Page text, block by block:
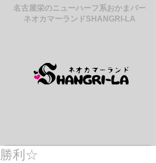
名古屋栄のニューハーフ系おかまバー
ネオカマーランドSHANGRI-LA
勝利☆